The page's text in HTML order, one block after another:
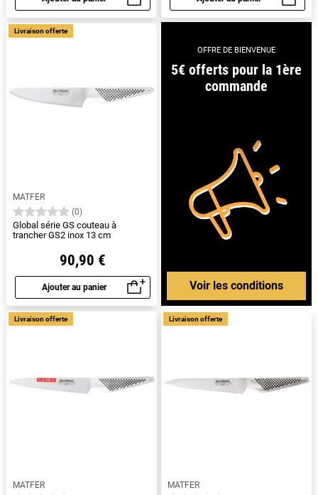
Aperçu rapide Aperçu rapide
MATFER
(0)
Global série GS couteau à
trancher GS2 inox 13 cm
90,90 €
Ajouter au panier
Aperçu rapide
Livraison offerte
OFFRE DE BIENVENUE
5€ offerts pour la 1ère
commande
Voir les conditions
MATFER
Livraison offerte
MATFER
Livraison offerte